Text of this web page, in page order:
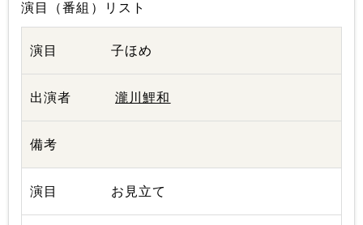
演目（番組）リスト
子ほめ
瀧川鯉和
お見立て